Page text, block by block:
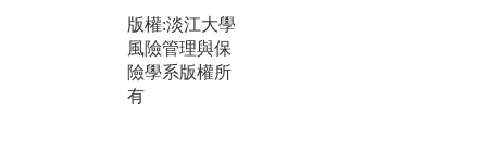
版權:淡江大學
風險管理與保
險學系版權所
有